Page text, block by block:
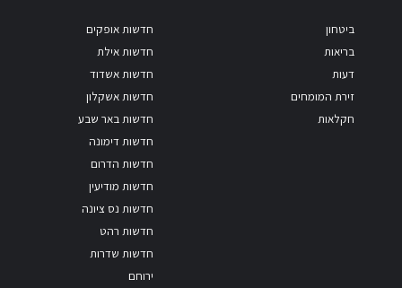
ביטחון
בריאות
דעות
זירת המומחים
חקלאות
חדשות אופקים
חדשות אילת
חדשות אשדוד
חדשות אשקלון
חדשות באר שבע
חדשות דימונה
חדשות הדרום
חדשות מודיעין
חדשות נס ציונה
חדשות רהט
חדשות שדרות
ירוחם